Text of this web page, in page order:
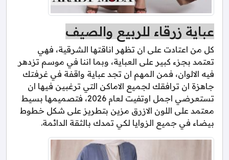
عباية زرقاء للربيع والصيف
كل من اعتادت على ان تظهر اناقتها الشرقية، فهي
تعتمد بجزء كبير على العباية، وبما اننا في موسم تزدهر
فيه الالوان، فمن المهم ان تجد عباية واقفة في غرفتك
جاهزة ان ترافقك لجميع الاماكن التي ترغبين فيها ان
تستعرضي اجمل اوتفيت لعام 2026، فتصميمها بسيط
معتمد على اللون الازرق مزين بتطريز على شكل خطوط
بيضاء في جميع الزوايا لكي تمدك بالثقة الدائمة.